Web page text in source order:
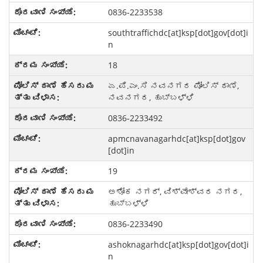
0836-2233538
southtraffichdc[at]ksp[dot]gov[dot]i
n
18
ಏ.ಪಿ.ಎಂ.ಸಿ ನವನಗರ ಪೋಲಿಸ್ ಠಾಣೆ,
ನವನಗರ, ಹುಬ್ಬಳ್ಳಿ
0836-2233492
apmcnavanagarhdc[at]ksp[dot]gov
[dot]in
19
ಅಶೋಕ ನಗರ್, ವಿಶ್ವೇಶ್ವರ ನಗರ,
ಹುಬ್ಬಳ್ಳಿ
0836-2233490
ashoknagarhdc[at]ksp[dot]gov[dot]i
n